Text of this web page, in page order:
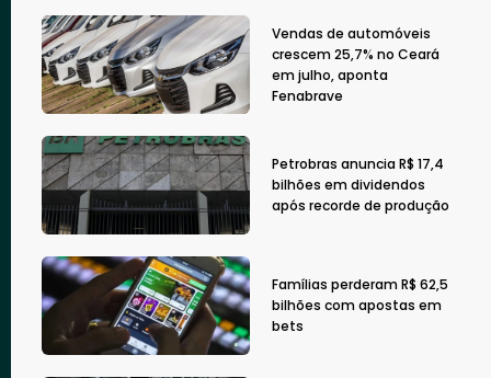
Vendas de automóveis
crescem 25,7% no Ceará
em julho, aponta
Fenabrave
Petrobras anuncia R$ 17,4
bilhões em dividendos
após recorde de produção
Famílias perderam R$ 62,5
bilhões com apostas em
bets